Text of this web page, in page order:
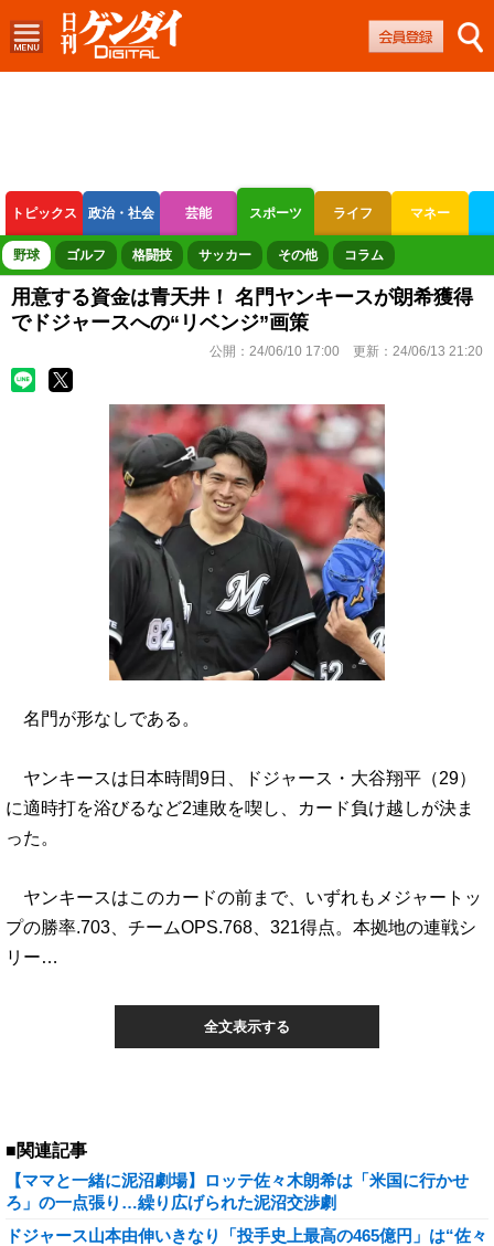
トピックス 政治・社会 芸能 スポーツ ライフ マネー
ボートレース 競輪 オートレース
野球 ゴルフ 格闘技 サッカー その他 コラム
用意する資金は青天井！ 名門ヤンキースが朗希獲得
でドジャースへの“リベンジ”画策
公開： 24/06/10 17:00 更新： 24/06/13 21:20
名門が形なしである。
ヤンキースは日本時間9日、ドジャース・大谷翔平（29）
に適時打を浴びるなど2連敗を喫し、カード負け越しが決ま
った。
ヤンキースはこのカードの前まで、いずれもメジャートッ
プの勝率.703、チームOPS.768、321得点。本拠地の連戦シ
リー…
全文表示する
■関連記事
【ママと一緒に泥沼劇場】ロッテ佐々木朗希は「米国に行かせ
ろ」の一点張り…繰り広げられた泥沼交渉劇
ドジャース山本由伸いきなり「投手史上最高の465億円」は“佐々